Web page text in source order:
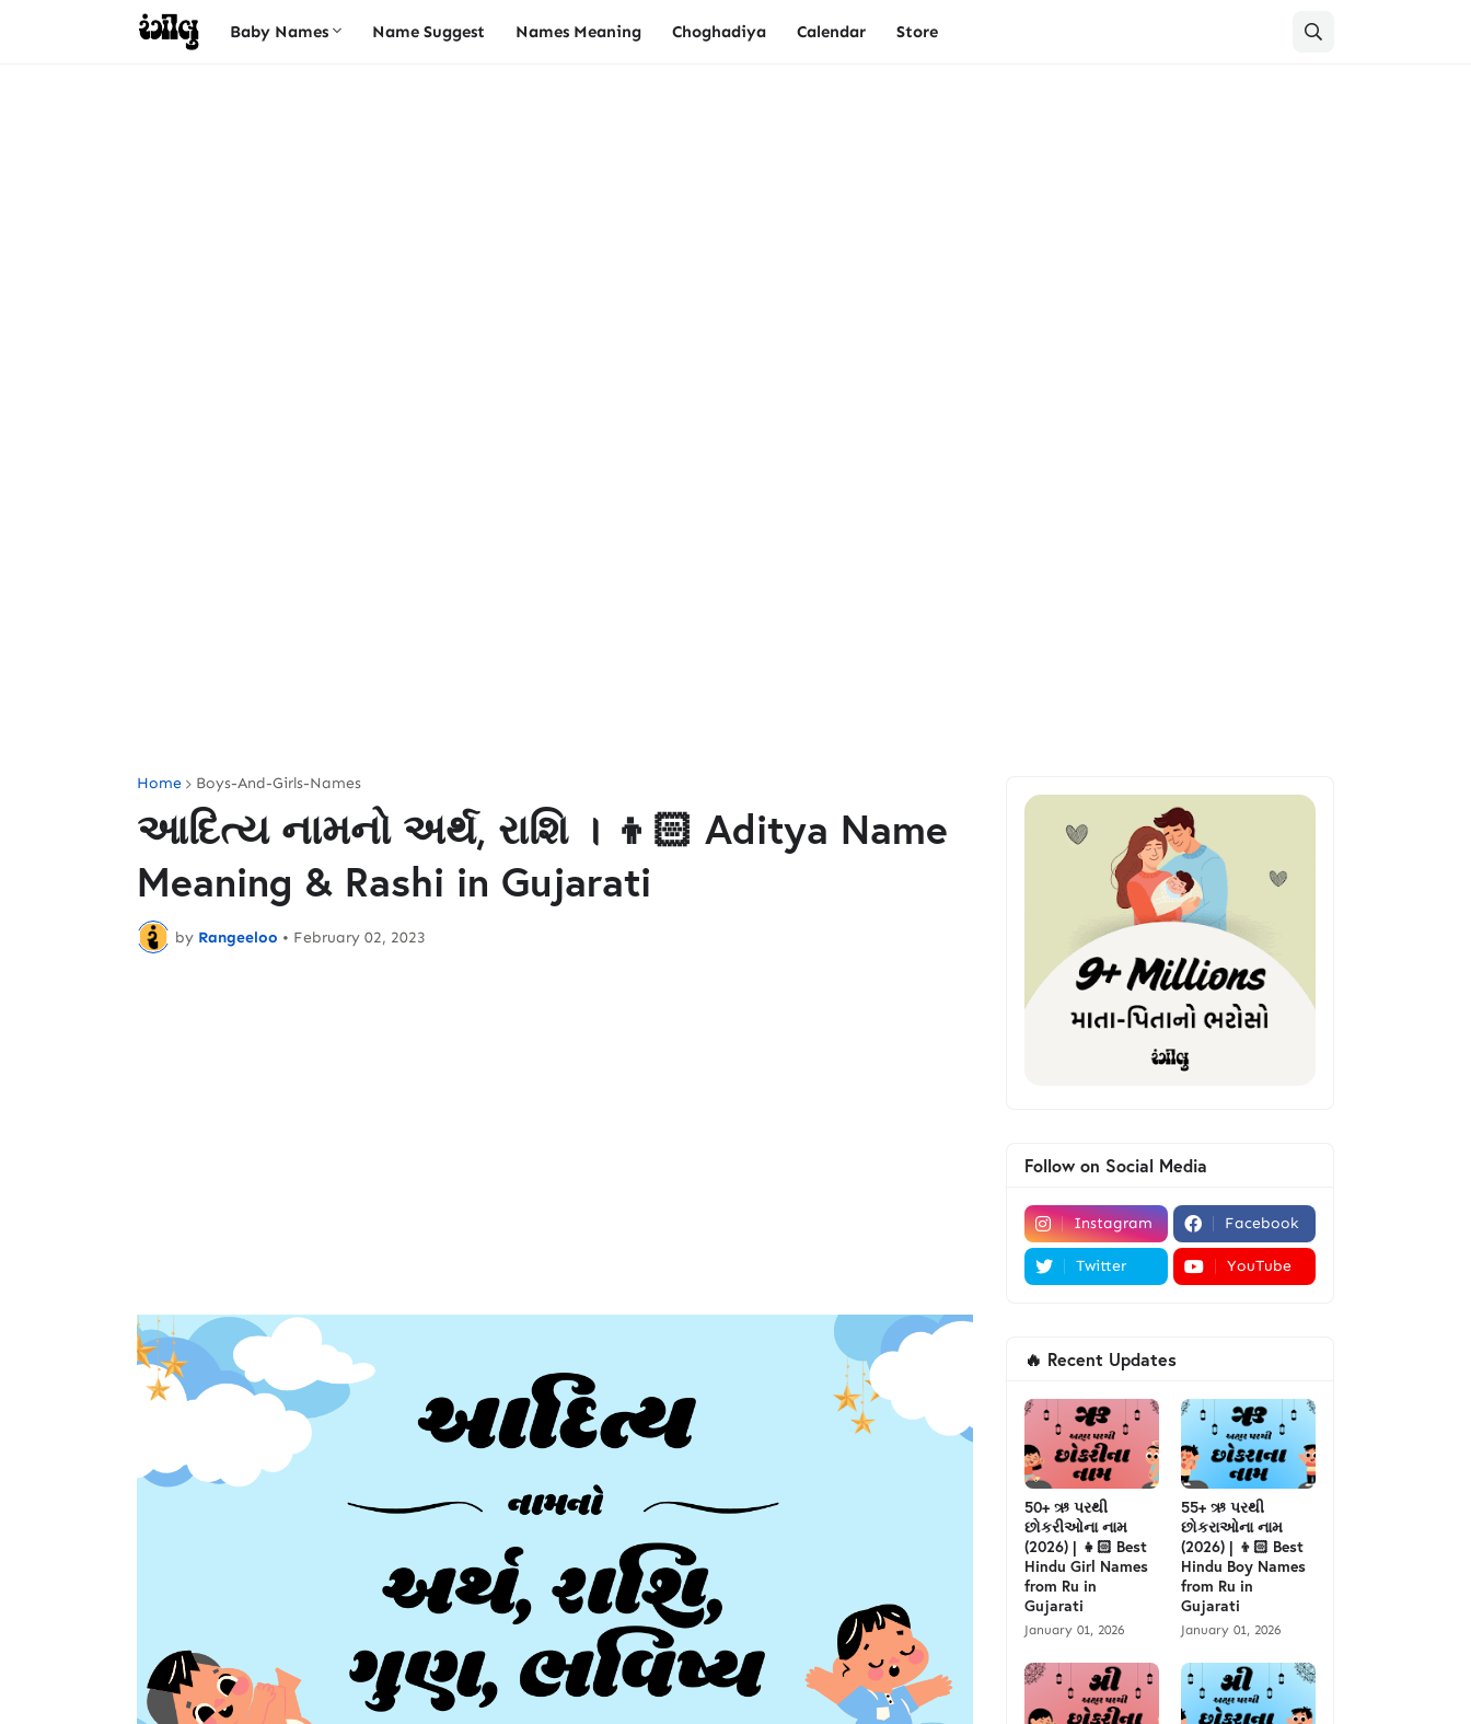
Baby Names Name Suggest Names Meaning Choghadiya Calendar Store
Home Boys-And-Girls-Names
આદિત્ય નામનો અર્થ, રાશિ । 👦🏻 Aditya Name
Meaning & Rashi in Gujarati
by Rangeeloo • February 02, 2023
Follow on Social Media
Instagram Facebook
Twitter YouTube
🔥 Recent Updates
50+ ઋ પરથી
છોકરીઓના નામ
(2026) | 👧🏻 Best
Hindu Girl Names
from Ru in
Gujarati
January 01, 2026
55+ ઋ પરથી
છોકરાઓના નામ
(2026) | 👦🏻 Best
Hindu Boy Names
from Ru in
Gujarati
January 01, 2026